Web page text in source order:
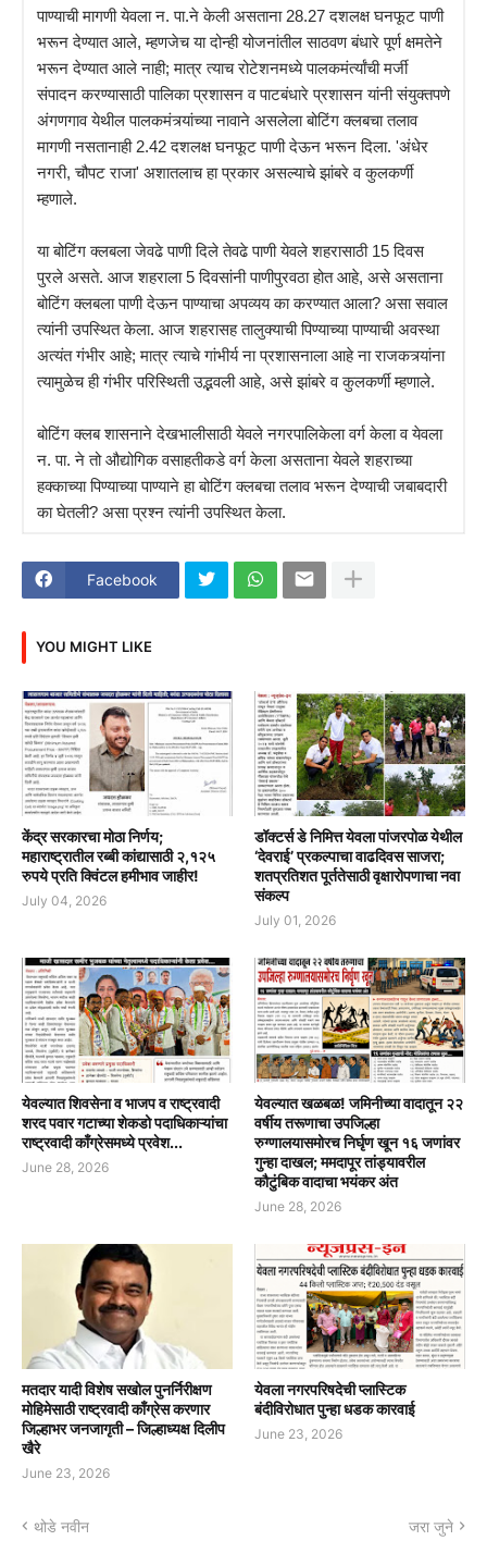
पाण्याची मागणी येवला न. पा.ने केली असताना 28.27 दशलक्ष घनफूट पाणी
भरून देण्यात आले, म्हणजेच या दोन्ही योजनांतील साठवण बंधारे पूर्ण क्षमतेने
भरून देण्यात आले नाही; मात्र त्याच रोटेशनमध्ये पालकमंर्त्यांची मर्जी
संपादन करण्यासाठी पालिका प्रशासन व पाटबंधारे प्रशासन यांनी संयुक्तपणे
अंगणगाव येथील पालकमंत्र्यांच्या नावाने असलेला बोटिंग क्लबचा तलाव
मागणी नसतानाही 2.42 दशलक्ष घनफूट पाणी देऊन भरून दिला. 'अंधेर
नगरी, चौपट राजा' अशातलाच हा प्रकार असल्याचे झांबरे व कुलकर्णी
म्हणाले.
या बोटिंग क्लबला जेवढे पाणी दिले तेवढे पाणी येवले शहरासाठी 15 दिवस
पुरले असते. आज शहराला 5 दिवसांनी पाणीपुरवठा होत आहे, असे असताना
बोटिंग क्लबला पाणी देऊन पाण्याचा अपव्यय का करण्यात आला? असा सवाल
त्यांनी उपस्थित केला. आज शहरासह तालुक्याची पिण्याच्या पाण्याची अवस्था
अत्यंत गंभीर आहे; मात्र त्याचे गांभीर्य ना प्रशासनाला आहे ना राजकत्र्यांना
त्यामुळेच ही गंभीर परिस्थिती उद्भवली आहे, असे झांबरे व कुलकर्णी म्हणाले.
बोटिंग क्लब शासनाने देखभालीसाठी येवले नगरपालिकेला वर्ग केला व येवला
न. पा. ने तो औद्योगिक वसाहतीकडे वर्ग केला असताना येवले शहराच्या
हक्काच्या पिण्याच्या पाण्याने हा बोटिंग क्लबचा तलाव भरून देण्याची जबाबदारी
का घेतली? असा प्रश्न त्यांनी उपस्थित केला.
Facebook
YOU MIGHT LIKE
केंद्र सरकारचा मोठा निर्णय;
महाराष्ट्रातील रब्बी कांद्यासाठी २,१२५
रुपये प्रति क्विंटल हमीभाव जाहीर!
July 04, 2026
डॉक्टर्स डे निमित्त येवला पांजरपोळ येथील
‘देवराई’ प्रकल्पाचा वाढदिवस साजरा;
शतप्रतिशत पूर्ततेसाठी वृक्षारोपणाचा नवा
संकल्प
July 01, 2026
येवल्यात शिवसेना व भाजप व राष्ट्रवादी
शरद पवार गटाच्या शेकडो पदाधिकाऱ्यांचा
राष्ट्रवादी काँग्रेसमध्ये प्रवेश...
June 28, 2026
येवल्यात खळबळ! जमिनीच्या वादातून २२
वर्षीय तरूणाचा उपजिल्हा
रुग्णालयासमोरच निर्घृण खून १६ जणांवर
गुन्हा दाखल; ममदापूर तांड्यावरील
कौटुंबिक वादाचा भयंकर अंत
June 28, 2026
मतदार यादी विशेष सखोल पुनर्निरीक्षण
मोहिमेसाठी राष्ट्रवादी काँग्रेस करणार
जिल्हाभर जनजागृती – जिल्हाध्यक्ष दिलीप
खैरे
June 23, 2026
येवला नगरपरिषदेची प्लास्टिक
बंदीविरोधात पुन्हा धडक कारवाई
June 23, 2026
थोडे नवीन जरा जुने